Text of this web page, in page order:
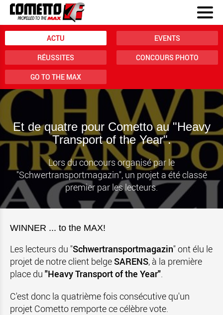
ACTU EVENTS
RÉUSSITES CONCOURS PHOTO
GO TO THE MAX
Et de quatre pour Cometto au "Heavy
Transport of the Year".
Lors du concours organisé par le
"Schwertransportmagazin", un projet a été classé
premier par les lecteurs.
WINNER ... to the MAX!
Les lecteurs du "Schwertransportmagazin" ont élu le
projet de notre client belgeSARENS, à la première
place du "Heavy Transport of the Year".
C'est donc la quatrième fois consécutive qu'un
projet Cometto remporte ce célèbre vote.